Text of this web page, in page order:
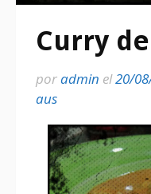
Curry
poradmin el20/
aus